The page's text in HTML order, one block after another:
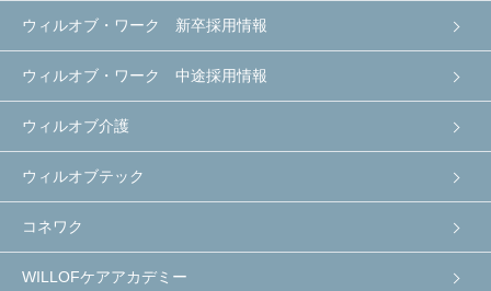
ウィルオブ・ワーク 新卒採用情報
ウィルオブ・ワーク 中途採用情報
ウィルオブ介護
ウィルオブテック
コネワク
WILLOFケアアカデミー